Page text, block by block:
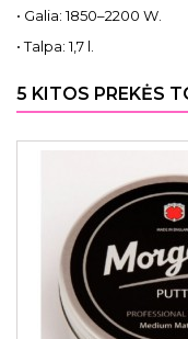
• Galia: 1850–2200 W.
• Talpa: 1,7 l.
5 KITOS PREKĖS